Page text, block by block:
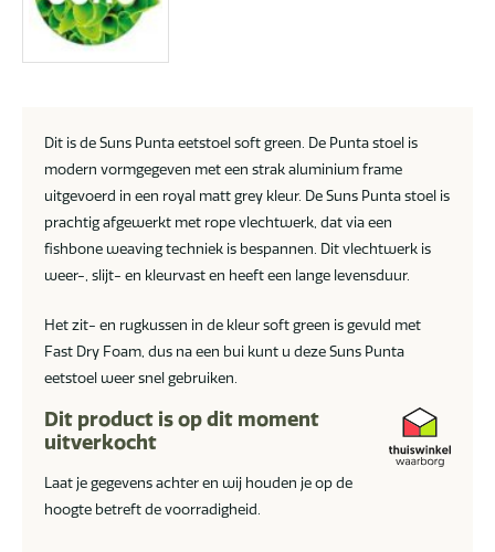
Dit is de Suns Punta eetstoel soft green. De Punta stoel is
modern vormgegeven met een strak aluminium frame
uitgevoerd in een royal matt grey kleur. De Suns Punta stoel is
prachtig afgewerkt met rope vlechtwerk, dat via een
fishbone weaving techniek is bespannen. Dit vlechtwerk is
weer-, slijt- en kleurvast en heeft een lange levensduur.
Het zit- en rugkussen in de kleur soft green is gevuld met
Fast Dry Foam, dus na een bui kunt u deze Suns Punta
eetstoel weer snel gebruiken.
Dit product is op dit moment
uitverkocht
Laat je gegevens achter en wij houden je op de
hoogte betreft de voorradigheid.